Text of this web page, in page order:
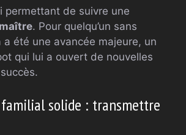
permettant de suivre une
. Pour quelqu’un sans
a été une avancée majeure, un
qui lui a ouvert de nouvelles
solide : transmettre